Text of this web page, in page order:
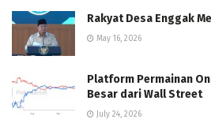
Rakyat Desa Enggak
May 16, 2026
Platform Permainan
Besar dari Wall Street
July 24, 2026